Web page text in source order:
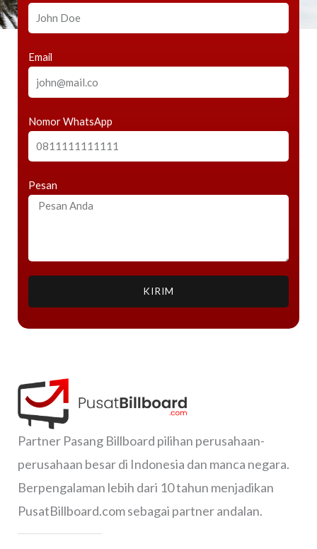
Email
Nomor WhatsApp
Pesan
KIRIM
Partner Pasang Billboard pilihan perusahaan-
perusahaan besar di Indonesia dan manca negara.
Berpengalaman lebih dari 10 tahun menjadikan
PusatBillboard.com sebagai partner andalan.